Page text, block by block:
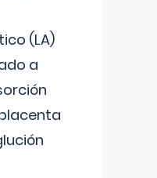
(LA)
a